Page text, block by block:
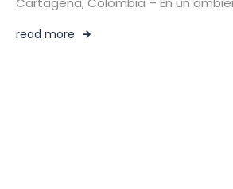
read more